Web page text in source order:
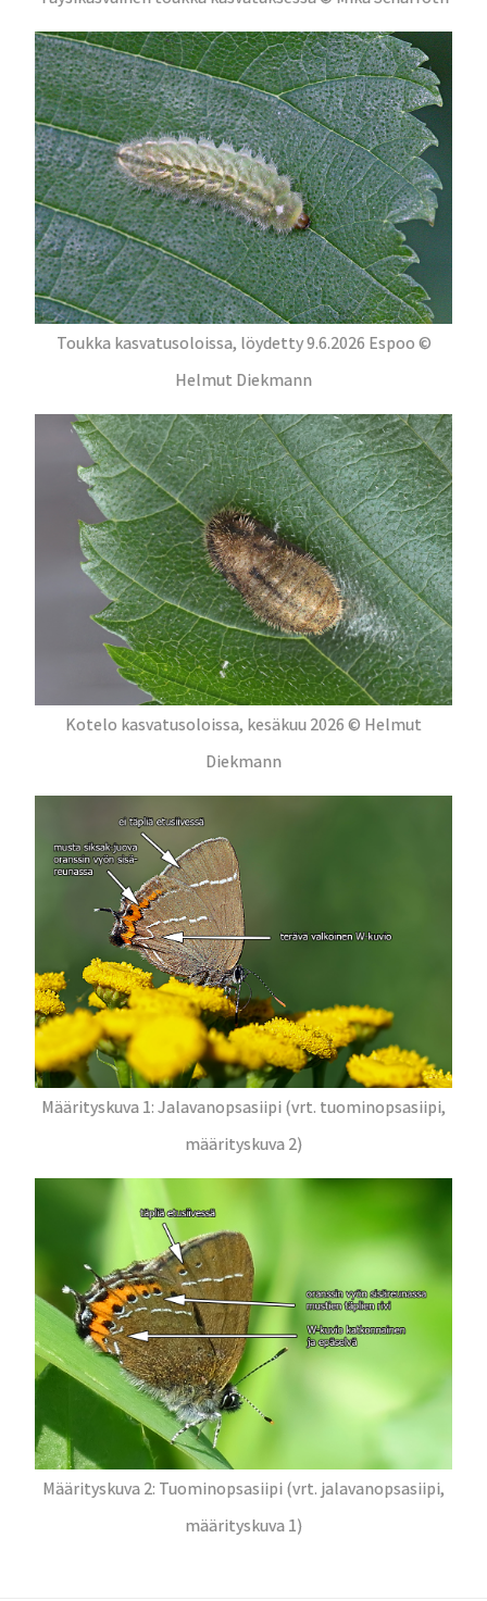
Toukka kasvatusoloissa, löydetty 9.6.2026 Espoo ©
Helmut Diekmann
Kotelo kasvatusoloissa, kesäkuu 2026 © Helmut
Diekmann
Määrityskuva 1: Jalavanopsasiipi (vrt. tuominopsasiipi,
määrityskuva 2)
Määrityskuva 2: Tuominopsasiipi (vrt. jalavanopsasiipi,
määrityskuva 1)